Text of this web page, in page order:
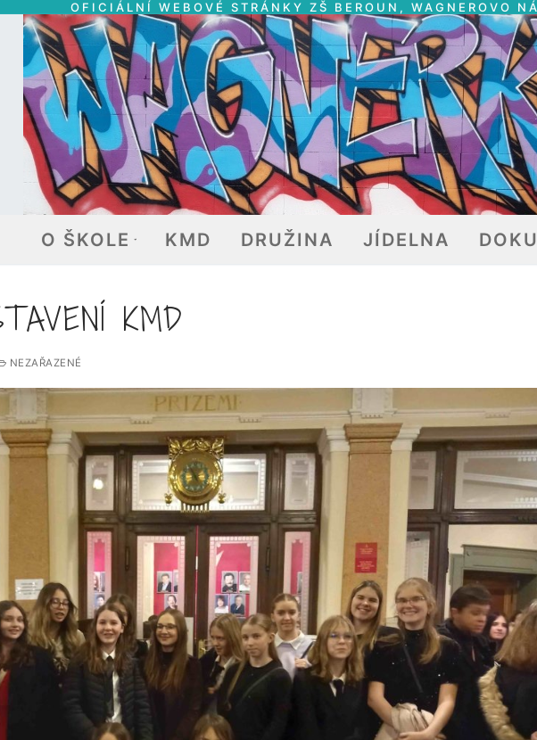
OFICIÁLNÍ WEBOVÉ STRÁNKY ZŠ BEROUN, WAGNEROVO
O ŠKOLE KMD DRUŽINA JÍDELNA
KMD
NEZAŘAZENÉ